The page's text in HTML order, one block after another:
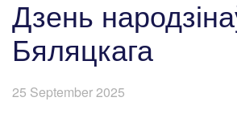
Дзень
Бяляцкага
25 September 2025